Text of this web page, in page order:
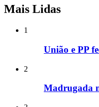
Mais Lidas
1
União e PP
2
Madrugada